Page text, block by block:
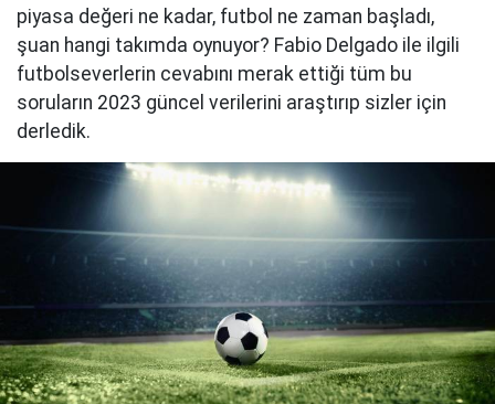
piyasa değeri ne kadar, futbol ne zaman başladı,
şuan hangi takımda oynuyor? Fabio Delgado ile ilgili
futbolseverlerin cevabını merak ettiği tüm bu
soruların 2023 güncel verilerini araştırıp sizler için
derledik.